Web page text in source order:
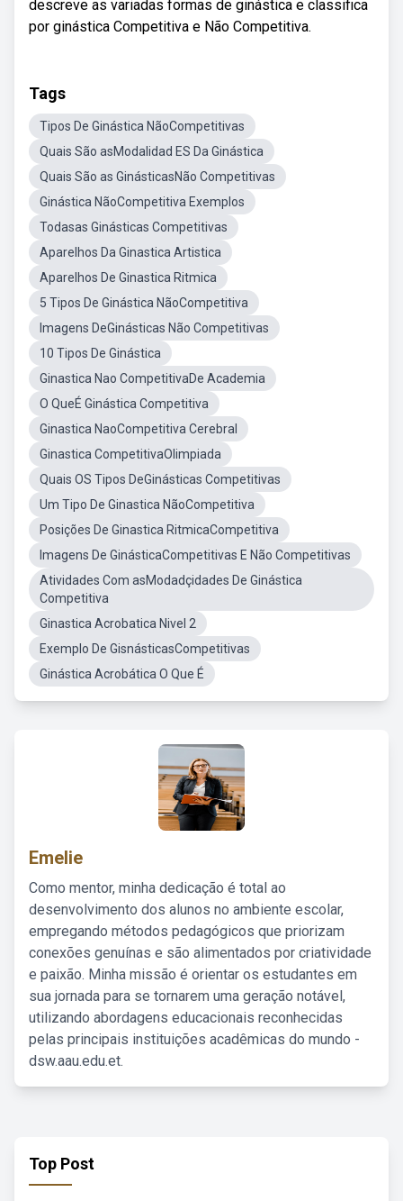
descreve as variadas formas de ginástica e classifica
por ginástica Competitiva e Não Competitiva.
Tags
Tipos De Ginástica NãoCompetitivas
Quais São asModalidad ES Da Ginástica
Quais São as GinásticasNão Competitivas
Ginástica NãoCompetitiva Exemplos
Todasas Ginásticas Competitivas
Aparelhos Da Ginastica Artistica
Aparelhos De Ginastica Ritmica
5 Tipos De Ginástica NãoCompetitiva
Imagens DeGinásticas Não Competitivas
10 Tipos De Ginástica
Ginastica Nao CompetitivaDe Academia
O QueÉ Ginástica Competitiva
Ginastica NaoCompetitiva Cerebral
Ginastica CompetitivaOlimpiada
Quais OS Tipos DeGinásticas Competitivas
Um Tipo De Ginastica NãoCompetitiva
Posições De Ginastica RitmicaCompetitiva
Imagens De GinásticaCompetitivas E Não Competitivas
Atividades Com asModadçidades De Ginástica
Competitiva
Ginastica Acrobatica Nivel 2
Exemplo De GisnásticasCompetitivas
Ginástica Acrobática O Que É
Emelie
Como mentor, minha dedicação é total ao
desenvolvimento dos alunos no ambiente escolar,
empregando métodos pedagógicos que priorizam
conexões genuínas e são alimentados por criatividade
e paixão. Minha missão é orientar os estudantes em
sua jornada para se tornarem uma geração notável,
utilizando abordagens educacionais reconhecidas
pelas principais instituições acadêmicas do mundo -
dsw.aau.edu.et.
Top Post